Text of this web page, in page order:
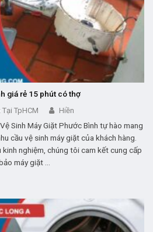
giá rẻ 15 phút có thợ
TpHCM Hiền
Sinh Máy Giặt Phước Bình tự hào mang
cầu vệ sinh máy giặt của khách hàng.
nghiệm, chúng tôi cam kết cung cấp
máy giặt ...